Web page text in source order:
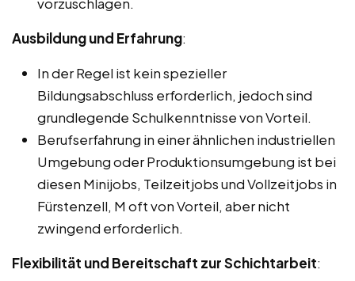
Ausbildung und Erfahrung:
In der Regel ist kein spezieller
Bildungsabschluss erforderlich, jedoch sind
grundlegende Schulkenntnisse von Vorteil.
Berufserfahrung in einer ähnlichen industriellen
Umgebung oder Produktionsumgebung ist bei
diesen Minijobs, Teilzeitjobs und Vollzeitjobs in
Fürstenzell, M oft von Vorteil, aber nicht
zwingend erforderlich.
Flexibilität und Bereitschaft zur Schichtarbeit: